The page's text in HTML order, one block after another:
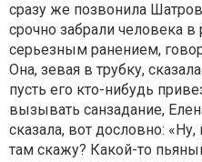
сразу же позвонила
срочно забрали человека
серьезным ранением,
Она, зевая в трубку,
пусть его кто-нибудь
вызывать санзадание,
сказала, вот дословно:
там скажу? Какой-то